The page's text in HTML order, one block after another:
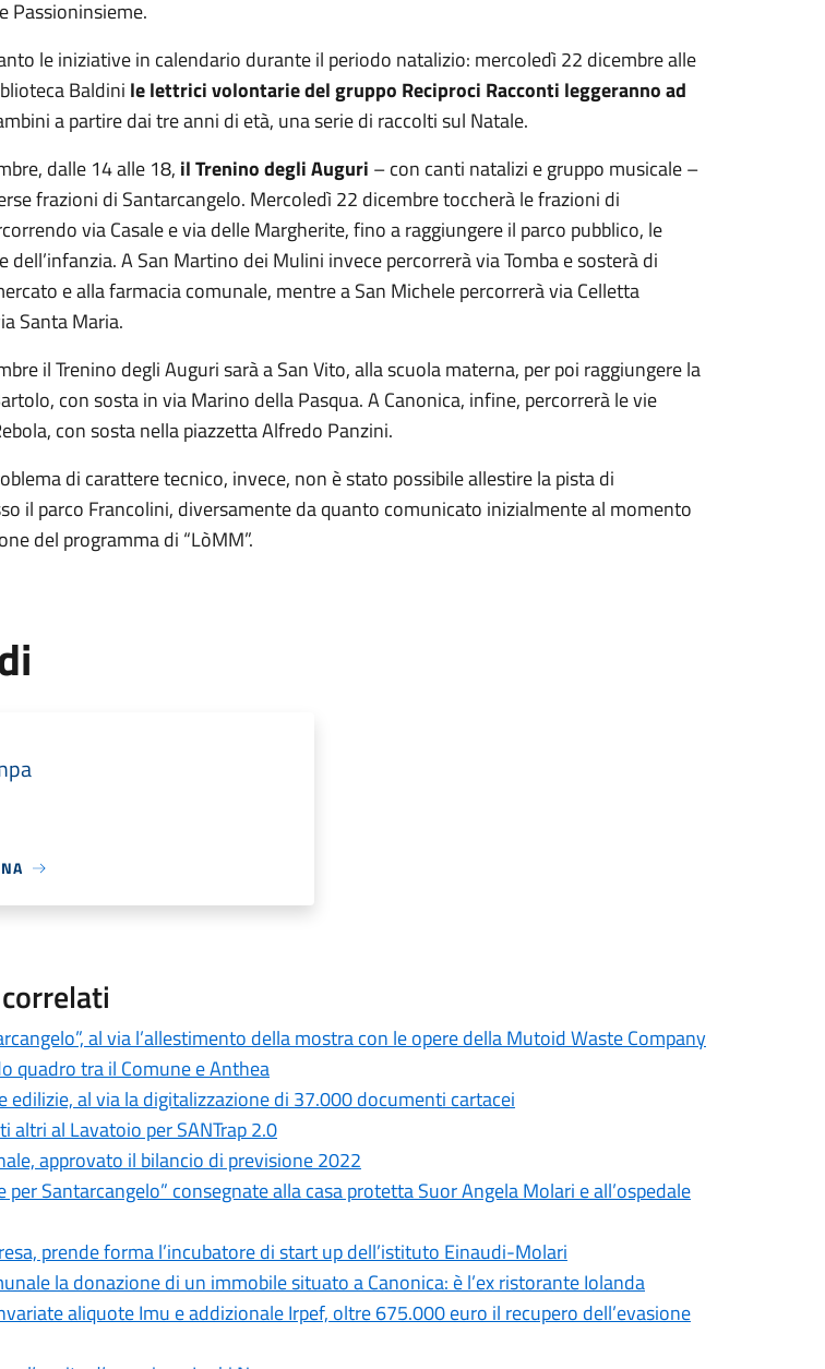
Passioninsieme.
le iniziative in calendario durante il periodo natalizio: mercoledì 22 dicembre alle
Baldini le lettrici volontarie del gruppo Reciproci Racconti leggeranno ad
a partire dai tre anni di età, una serie di raccolti sul Natale.
dalle 14 alle 18, il Trenino degli Auguri – con canti natalizi e gruppo musicale –
frazioni di Santarcangelo. Mercoledì 22 dicembre toccherà le frazioni di
via Casale e via delle Margherite, fino a raggiungere il parco pubblico, le
dell’infanzia. A San Martino dei Mulini invece percorrerà via Tomba e sosterà di
e alla farmacia comunale, mentre a San Michele percorrerà via Celletta
Santa Maria.
il Trenino degli Auguri sarà a San Vito, alla scuola materna, per poi raggiungere la
con sosta in via Marino della Pasqua. A Canonica, infine, percorrerà le vie
con sosta nella piazzetta Alfredo Panzini.
di carattere tecnico, invece, non è stato possibile allestire la pista di
il parco Francolini, diversamente da quanto comunicato inizialmente al momento
del programma di “LòMM”.
al via l’allestimento della mostra con le opere della Mutoid Waste Company
quadro tra il Comune e Anthea
edilizie, al via la digitalizzazione di 37.000 documenti cartacei
altri al Lavatoio per SANTrap 2.0
approvato il bilancio di previsione 2022
per Santarcangelo” consegnate alla casa protetta Suor Angela Molari e all’ospedale
prende forma l’incubatore di start up dell’istituto Einaudi-Molari
la donazione di un immobile situato a Canonica: è l’ex ristorante Iolanda
aliquote Imu e addizionale Irpef, oltre 675.000 euro il recupero dell’evasione